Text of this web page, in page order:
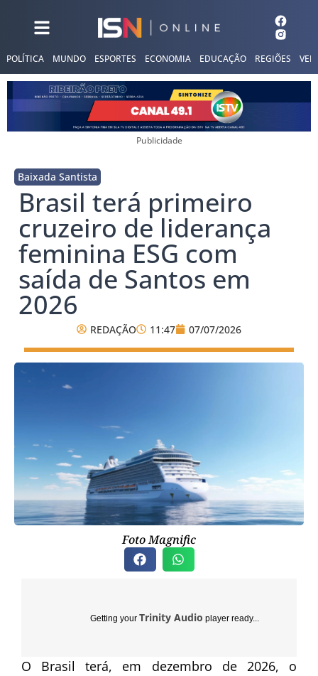
POLÍTICA MUNDO ESPORTES ECONOMIA EDUCAÇÃO REGIÕES
Publicidade
Baixada Santista
Brasil terá primeiro
cruzeiro de liderança
feminina ESG com
saída de Santos em
2026
REDAÇÃO 11:47 07/07/2026
Foto Magnific
Getting your Trinity Audio player ready...
O Brasil terá, em dezembro de 2026, o